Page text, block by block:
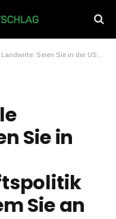
vertreten, indem Sie an der Landwirtschaftszählung 2022 teilnehmen
Sie in
Sie an